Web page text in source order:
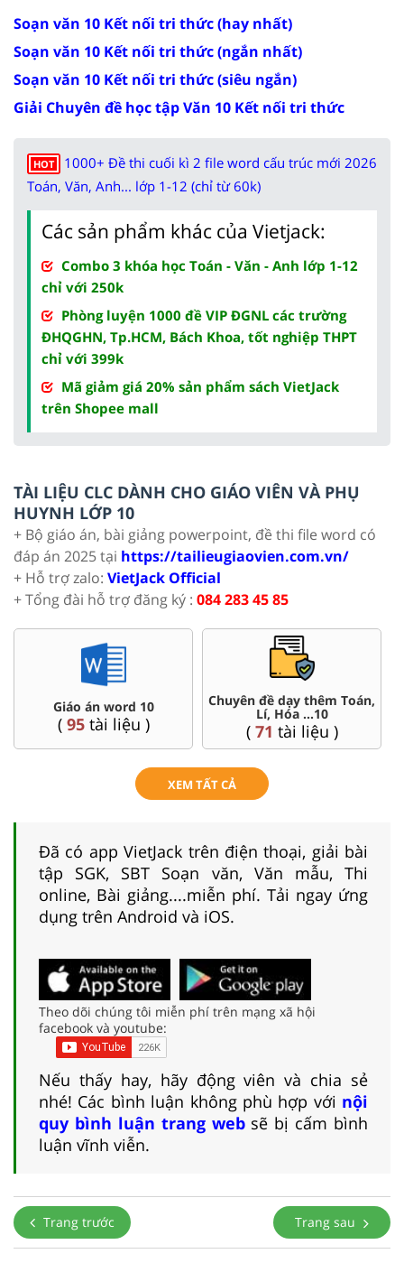
Soạn văn 10 Kết nối tri thức (hay nhất)
Soạn văn 10 Kết nối tri thức (ngắn nhất)
Soạn văn 10 Kết nối tri thức (siêu ngắn)
Giải Chuyên đề học tập Văn 10 Kết nối tri thức
HOT
1000+ Đề thi cuối kì 2 file word cấu trúc mới 2026
Toán, Văn, Anh... lớp 1-12 (chỉ từ 60k)
Các sản phẩm khác của Vietjack:
Combo 3 khóa học Toán - Văn - Anh lớp 1-12
chỉ với 250k
Phòng luyện 1000 đề VIP ĐGNL các trường
ĐHQGHN, Tp.HCM, Bách Khoa, tốt nghiệp THPT
chỉ với 399k
Mã giảm giá 20% sản phẩm sách VietJack
trên Shopee mall
TÀI LIỆU CLC DÀNH CHO GIÁO VIÊN VÀ PHỤ
HUYNH LỚP 10
+ Bộ giáo án, bài giảng powerpoint, đề thi file word có
đáp án 2025 tại https://tailieugiaovien.com.vn/
+ Hỗ trợ zalo: VietJack Official
+ Tổng đài hỗ trợ đăng ký : 084 283 45 85
thêm Toán,
...10
liệu )
Đề thi HSG 10
tài liệu )
Trắc nghiệm
XEM TẤT CẢ
Đã có app VietJack trên điện thoại, giải bài
tập SGK, SBT Soạn văn, Văn mẫu, Thi
online, Bài giảng....miễn phí. Tải ngay ứng
dụng trên Android và iOS.
Theo dõi chúng tôi miễn phí trên mạng xã hội
facebook và youtube:
Nếu thấy hay, hãy động viên và chia sẻ
nhé! Các bình luận không phù hợp với nội
quy bình luận trang websẽ bị cấm bình
luận vĩnh viễn.
Trang trước Trang sau